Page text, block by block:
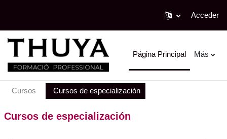
Acceder
Página Principal Más
Cursos Cursos de especialización
Cursos de especialización